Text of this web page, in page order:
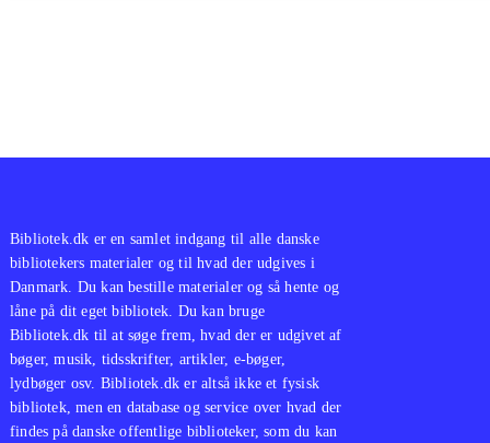
Bibliotek.dk er en samlet indgang til alle danske
bibliotekers materialer og til hvad der udgives i
Danmark. Du kan bestille materialer og så hente og
låne på dit eget bibliotek. Du kan bruge
Bibliotek.dk til at søge frem, hvad der er udgivet af
bøger, musik, tidsskrifter, artikler, e-bøger,
lydbøger osv. Bibliotek.dk er altså ikke et fysisk
bibliotek, men en database og service over hvad der
findes på danske offentlige biblioteker, som du kan